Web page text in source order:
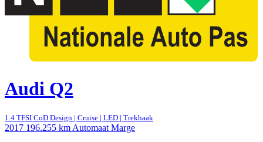
Audi Q2
1.4 TFSI CoD Design | Cruise | LED | Trekhaak
2017 196.255 km Automaat Marge